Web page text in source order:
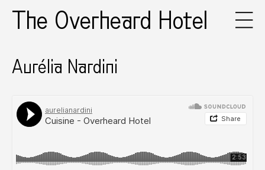
The Overheard Hotel
Aurélia Nardini